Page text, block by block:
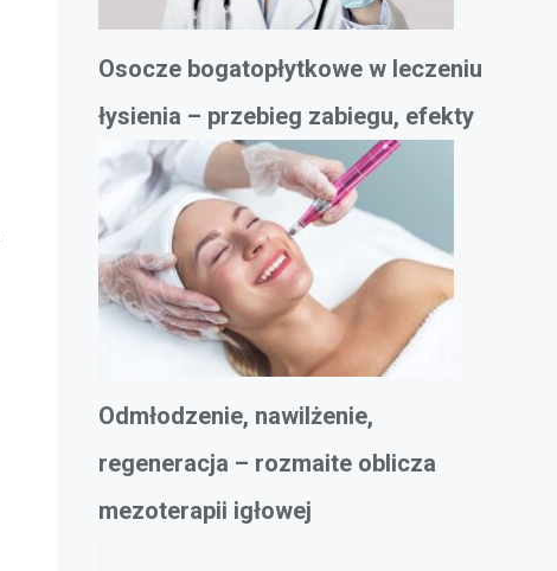
Osocze bogatopłytkowe w leczeniu
łysienia – przebieg zabiegu, efekty
Odmłodzenie, nawilżenie,
regeneracja – rozmaite oblicza
mezoterapii igłowej